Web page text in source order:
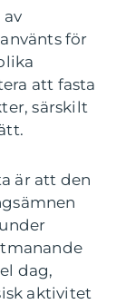
för
att fasta
särskilt
är att den
dag,
aktivitet